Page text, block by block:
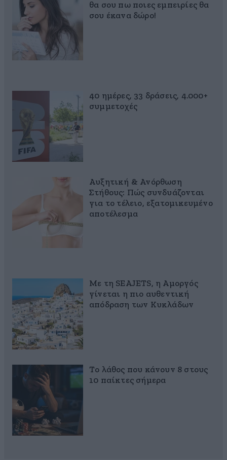
θα σου πω ποιες εμπειρίες θα
σου έκανα δώρο!
40 ημέρες, 33 δράσεις, 4.000+
συμμετοχές
Αυξητική & Ανόρθωση
Στήθους: Πώς συνδυάζονται
για το τέλειο, εξατομικευμένο
αποτέλεσμα
Με τη SEAJETS, η Αμοργός
γίνεται η πιο αυθεντική
απόδραση των Κυκλάδων
Το λάθος που κάνουν 8 στους
10 παίκτες σήμερα